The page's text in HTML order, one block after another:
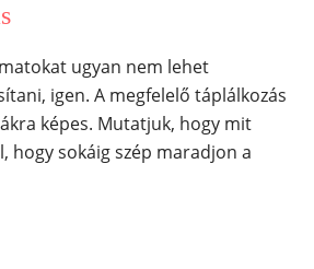
ugyan nem lehet
igen. A megfelelő táplálkozás
képes. Mutatjuk, hogy mit
hogy sokáig szép maradjon a